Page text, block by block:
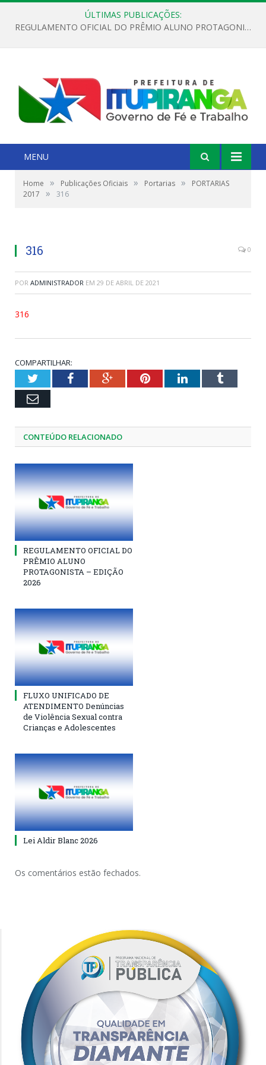
ÚLTIMAS PUBLICAÇÕES:
REGULAMENTO OFICIAL DO PRÊMIO ALUNO PROTAGONISTA – EDIÇÃO 2026
MENU
Home » Publicações Oficiais » Portarias »
PORTARIAS
2017
» 316
316 0
POR ADMINISTRADOR EM 29 DE ABRIL DE 2021
316
COMPARTILHAR:
TwitterFacebookGoogle+PinterestLinkedInTumblr
Email
CONTEÚDO RELACIONADO
REGULAMENTO OFICIAL DO
PRÊMIO ALUNO
PROTAGONISTA – EDIÇÃO
2026
FLUXO UNIFICADO DE
ATENDIMENTO Denúncias
de Violência Sexual contra
Crianças e Adolescentes
Lei Aldir Blanc 2026
Os comentários estão fechados.